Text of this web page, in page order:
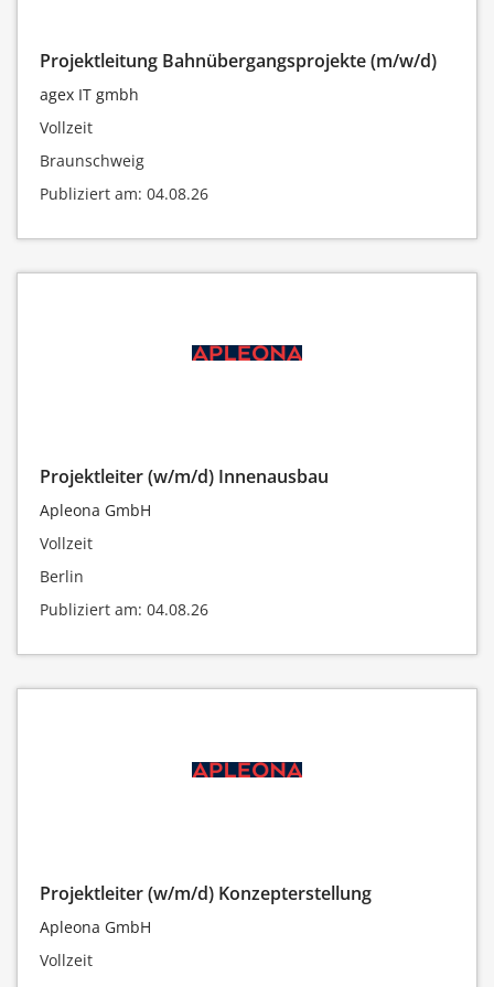
Projektleitung Bahnübergangsprojekte (m/w/d)
agex IT gmbh
Vollzeit
Braunschweig
Publiziert am: 04.08.26
Projektleiter (w/m/d) Innenausbau
Apleona GmbH
Vollzeit
Berlin
Publiziert am: 04.08.26
Projektleiter (w/m/d) Konzepterstellung
Apleona GmbH
Vollzeit